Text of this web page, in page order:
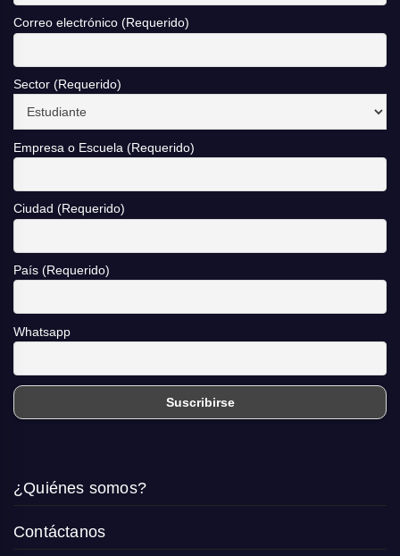
Correo electrónico (Requerido)
Sector (Requerido)
Empresa o Escuela (Requerido)
Ciudad (Requerido)
País (Requerido)
Whatsapp
¿Quiénes somos?
Contáctanos